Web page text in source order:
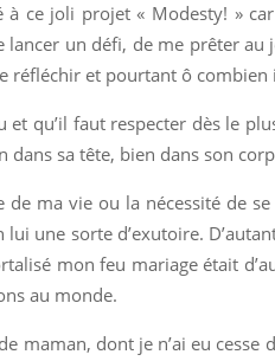
à ce joli projet « Modesty! »
un défi, de me prêter
réfléchir et pourtant ô combien
qu’il faut respecter dès le
sa tête, bien dans son
ma vie ou la nécessité de
une sorte d’exutoire.
mon feu mariage était
au monde.
maman, dont je n’ai eu